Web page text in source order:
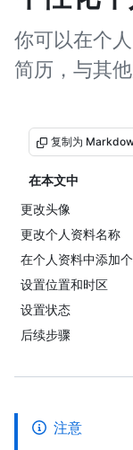
你可以在个
简历，与其
复制为
在本文中
更改头像
更改个人资料名称
在个人资料中添加
设置位置和时区
设置状态
后续步骤
注意